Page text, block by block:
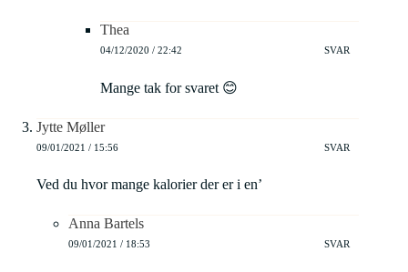
Thea
04/12/2020 / 22:42 SVAR
Mange tak for svaret 😊
Jytte Møller
09/01/2021 / 15:56 SVAR
Ved du hvor mange kalorier der er i en’
Anna Bartels
09/01/2021 / 18:53 SVAR